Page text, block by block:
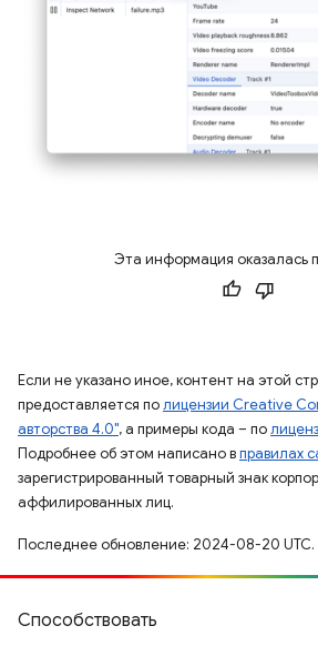
Эта информация оказалась
Если не указано иное, контент на этой
предоставляется полицензии Creative
авторства 4.0", а примеры кода – по
Подробнее об этом написано вправилах
зарегистрированный товарный знак
аффилированных лиц.
Последнее обновление: 2024-08-20 UTC.
Способствовать